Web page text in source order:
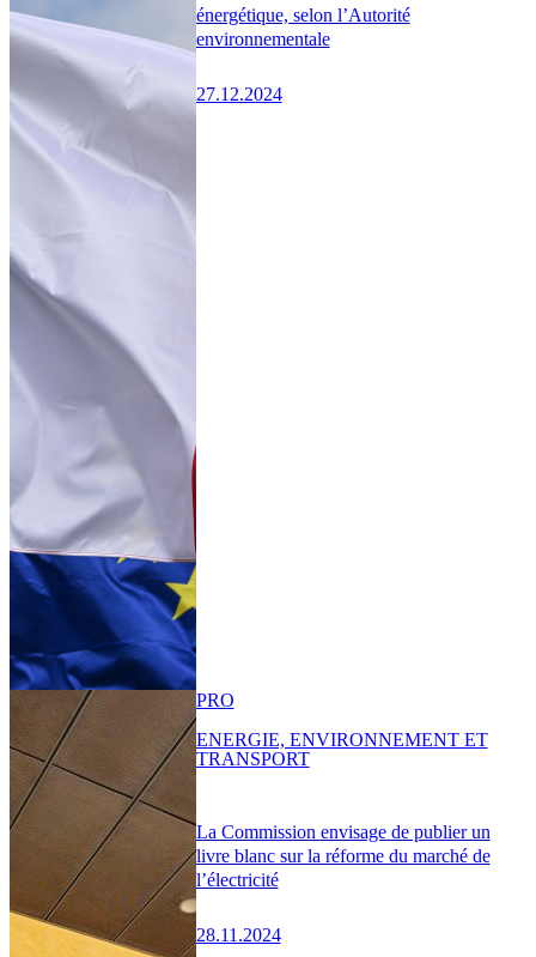
énergétique, selon l’Autorité
environnementale
27.12.2024
La Commission envisage de publier un
livre blanc sur la réforme du marché de
l’électricité
28.11.2024
PRO
ENERGIE, ENVIRONNEMENT ET
TRANSPORT